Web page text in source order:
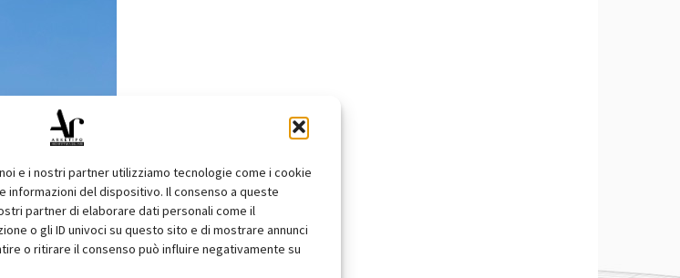
e i nostri partner utilizziamo tecnologie come i cookie
informazioni del dispositivo. Il consenso a queste
partner di elaborare dati personali come il
o gli ID univoci su questo sito e di mostrare annunci
o ritirare il consenso può influire negativamente su